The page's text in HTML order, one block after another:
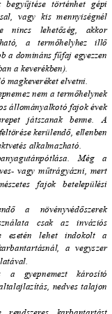
begyűjtése   történhet   gépi
vagy  kis  mennyiségnél
nincs    lehetőség,    akkor
a   termőhelyhez   illő
a domináns fűfaj egyezzen
a keverékben).
magkeveréket elvetni.
nem a termőhelynek
állományalkotó fajok évek
játszanak   benne.   A
kerülendő, ellenben
alkalmazható.
Még    a
vagy  műtrágyázni,  mert
fajok   betelepülési
ő
    a    növényvéd
őszerek
csak   az   inváziós
esetén   lehet   indokolt   a
a  vegyszer
a    gyepnemezt    károsító
s,  nedves  talajon
rendszeres   karbantartást